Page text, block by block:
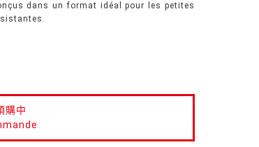
dans un format idéal pour les petites
購中